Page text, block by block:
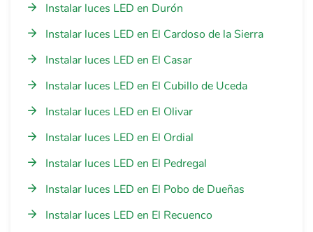
Instalar luces LED en Durón
Instalar luces LED en El Cardoso de la Sierra
Instalar luces LED en El Casar
Instalar luces LED en El Cubillo de Uceda
Instalar luces LED en El Olivar
Instalar luces LED en El Ordial
Instalar luces LED en El Pedregal
Instalar luces LED en El Pobo de Dueñas
Instalar luces LED en El Recuenco